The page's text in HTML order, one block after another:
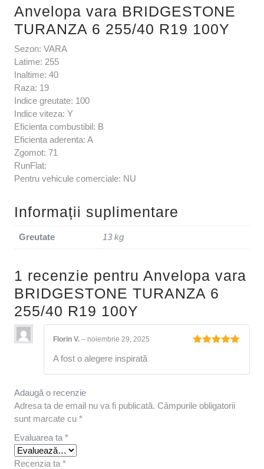
Anvelopa vara BRIDGESTONE
TURANZA 6 255/40 R19 100Y
Sezon: VARA
Latime: 255
Inaltime: 40
Raza: 19
Indice greutate: 100
Indice viteza: Y
Eficienta combustibil: B
Eficienta aderenta: A
Zgomot: 71
RunFlat:
Pentru vehicule comerciale: NU
Informații suplimentare
Greutate 13 kg
1 recenzie pentru Anvelopa vara
BRIDGESTONE TURANZA 6
255/40 R19 100Y
Florin V. – noiembrie 29, 2025
A fost o alegere inspirată
Adaugă o recenzie
Adresa ta de email nu va fi publicată. Câmpurile obligatorii
sunt marcate cu *
Evaluarea ta *
Recenzia ta *